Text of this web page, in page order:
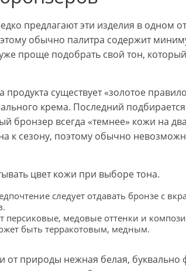
предлагают эти изделия в одном
обычно палитра содержит
проще подобрать свой тон,
продукта существует «золотое
крема. Последний
бронзер всегда «темнее» кожи на
к сезону, поэтому обычно
цвет кожи при выборе тона.
следует отдавать бронзе с
персиковые, медовые оттенки и
быть терракотовым, медным.
от природы нежная белая,